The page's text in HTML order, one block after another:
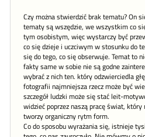
Czy można stwierdzić brak tematu? On
tematy są wszędzie, we wszystkim co
tym osobistym, więc wystarczy być
co się dzieje i uczciwym w stosunku do
się do tego, co się obserwuje. Temat to
fakty same w sobie nie są godne
wybrać z nich ten. który odzwierciedla
fotografii najmniejsza rzecz może być
szczegół ludzki może się stać leit-
widzieć poprzez naszą pracę świat,
tworzy organiczny rytm form.
Co do sposobu wyrażania się, istnieje